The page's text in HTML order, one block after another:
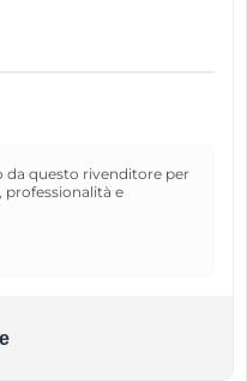
da questo rivenditore per
e